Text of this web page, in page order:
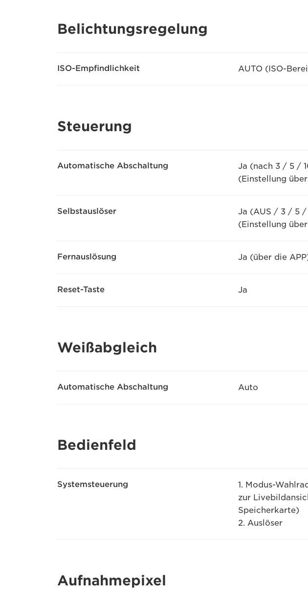
Belichtungsregelung
ISO-Empfindlichkeit AUTO (ISO-
Steuerung
Automatische Abschaltung
Ja (nach 3 / 5 /
(Einstellung
Selbstauslöser
Ja (AUS / 3 / 5 /
(Einstellung
Fernauslösung Ja (über die
Reset-Taste Ja
Weißabgleich
Automatische Abschaltung Auto
Bedienfeld
Systemsteuerung
1. Modus-
zur
Speicherkarte)
2. Auslöser
Aufnahmepixel